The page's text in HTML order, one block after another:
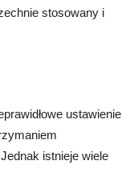
stosowany i
ustawienie
istnieje wiele